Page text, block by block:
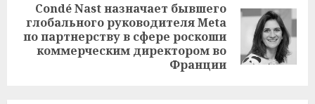
Next
post:
Condé Nast назначает бывшего
глобального руководителя Meta
по партнерству в сфере роскоши
коммерческим директором во
Франции